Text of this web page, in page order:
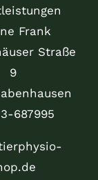
Frank
Straße
9
687995